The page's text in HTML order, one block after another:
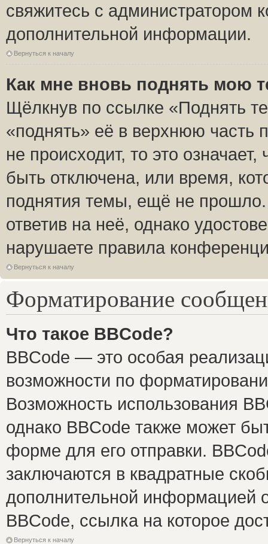
свяжитесь с администратором
дополнительной информации.
Вернуться к началу
Как мне вновь поднять мою
Щёлкнув по ссылке «Поднять
«поднять» её в верхнюю часть
не происходит, то это
быть отключена, или время,
поднятия темы, ещё не
ответив на неё, однако
нарушаете правила
Вернуться к началу
Форматирование
Что такое BBCode?
BBCode — это особая
возможности по
Возможность использования
однако BBCode также может
форме для его отправки.
заключаются в квадратные
дополнительной информацией
BBCode, ссылка на которое
Вернуться к началу